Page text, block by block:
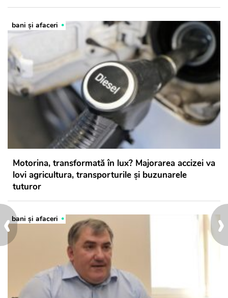
›
‹
bani și afaceri
Motorina, transformată în lux? Majorarea accizei va
lovi agricultura, transporturile și buzunarele
tuturor
bani și afaceri